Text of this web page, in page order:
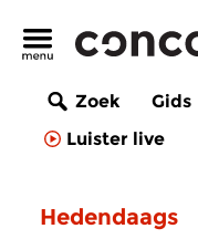
Zoek Gids
Luister live
Hedendaags